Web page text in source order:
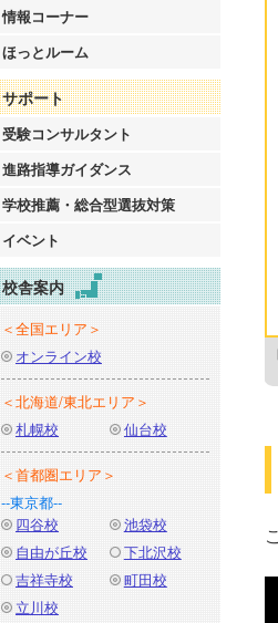
情報コーナー
ほっとルーム
サポート
受験コンサルタント
進路指導ガイダンス
学校推薦・総合型選抜対策
イベント
校舎案内
＜全国エリア＞
オンライン校
＜北海道/東北エリア＞
札幌校
仙台校
＜首都圏エリア＞
--東京都--
四谷校
池袋校
自由が丘校
下北沢校
吉祥寺校
町田校
立川校